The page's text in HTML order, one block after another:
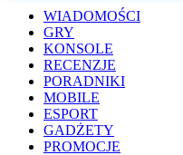
WIADOMOŚCI
GRY
KONSOLE
RECENZJE
PORADNIKI
MOBILE
ESPORT
GADŻETY
PROMOCJE